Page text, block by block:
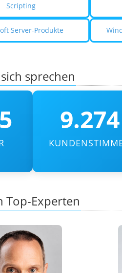
Scripting
Server-Produkte
sprechen
9.274
Experten